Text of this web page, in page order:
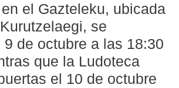
el Gazteleku, ubicada
se
9 de octubre a las 18:30
que la Ludoteca
el 10 de octubre